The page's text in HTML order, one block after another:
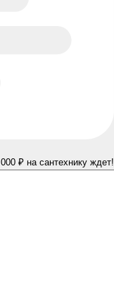
₽ на сантехнику ждет!